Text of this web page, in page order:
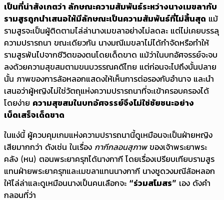
เป็นที่น่าสังเกตว่า ลักษณะความสัมพันธ์ระหว่างนางเมขลากับ
รามสูรถูกนำเสนอให้มีลักษณะเป็นความสัมพันธ์ที่ไม่สิ้นสุด แม้
รามสูรจะเป็นผู้ติดตามไล่ล่านางเมขลาอย่างไม่ลดละ แต่ไม่เคยบรรลุ
ความปรารถนา ขณะเดียวกัน นางมณีเมขลาไม่ได้กำจัดหรือทำให้
รามสูรพ้นไปจากชีวิตของตนโดยเด็ดขาด แม้ว่าในบทอัศจรรย์จะจบ
ลงด้วยความสุขสมตามขนบวรรณคดีไทย แต่ก่อนจะไปถึงบั้นปลาย
นั้น ภาพของการล้อหลอกแสดงให้เห็นการต่อรองกับอำนาจ และนำ
เสนอว่าผู้หญิงไม่ใช่วัตถุแห่งความปรารถนาที่จะเข้าครอบครองได้
โดยง่าย ความสุขสมในบทอัศจรรย์จึงไม่ใช่ชัยชนะอย่าง
เบ็ดเสร็จเด็ดขาด
ในแง่นี้ ผู้ควบคุมเกมแห่งความปรารถนานี้ดูเหมือนจะเป็นฝ่ายหญิง
เสียมากกว่า ดังเช่น ในเรื่อง กากีกลอนสุภาพของเจ้าพระยาพระ
คลัง (หน) ตอนพระยาครุฑได้นางกากี โดยเรื่องเปรียบเทียบรามสูร
แทนฝ่ายพระยาครุฑและเมขลาแทนนางกากี นางชูดวงมณีล้อหลอก
ให้ไล่ล่าและดูเหมือนนางเป็นคนเลือกจะ “ร่วมสโมสร” เอง ดังคำ
กลอนที่ว่า